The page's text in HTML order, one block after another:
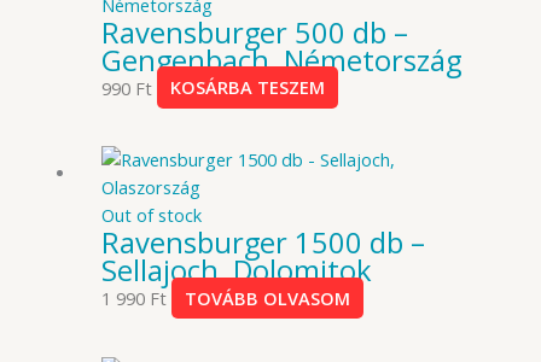
Ravensburger 500 db –
Gengenbach, Németország
990 Ft KOSÁRBA TESZEM
Out of stock
Ravensburger 1500 db –
Sellajoch, Dolomitok
1 990 Ft TOVÁBB OLVASOM